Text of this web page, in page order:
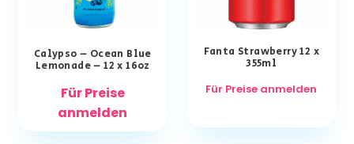
Calypso – Ocean Blue
Lemonade – 12 x 16oz
Für Preise
anmelden
Fanta Strawberry 12 x
355ml
Für Preise anmelden